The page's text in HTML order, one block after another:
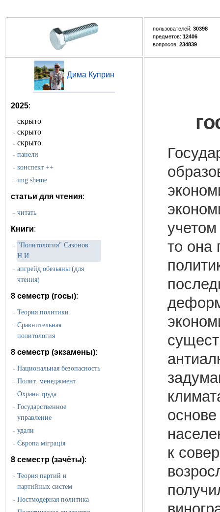
пользователей: 30398
предметов: 12406
вопросов: 234839
Дима Куприн
2025:
» скрыто
» скрыто
» скрыто
» панели
» конспект ++
» img sheme
статьи для чтения:
» читать
Книги:
» "Политология" Сазонов
Н.И.
» апгрейд обезьяны (для
чтения)
8 семестр (госы):
» Теория политики
» Сравнительная
политология
8 семестр (экзамены):
» Национальная безопасность
» Полит. менеджмент
» Охрана труда
» Государственное
управление
» удали
» Європа міграція
8 семестр (зачёты):
» Теория партий и
партийных систем
» Постмодерная политика
то она
к